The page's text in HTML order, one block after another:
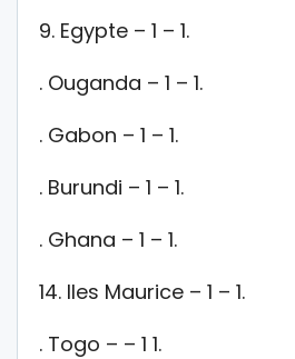
9. Egypte – 1 – 1.
. Ouganda – 1 – 1.
. Gabon – 1 – 1.
. Burundi – 1 – 1.
. Ghana – 1 – 1.
14. Iles Maurice – 1 – 1.
. Togo – – 1 1.